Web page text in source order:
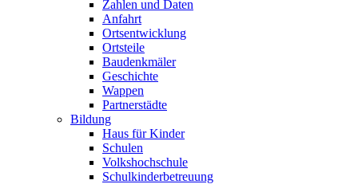
Zahlen und Daten
Anfahrt
Ortsentwicklung
Ortsteile
Baudenkmäler
Geschichte
Wappen
Partnerstädte
Bildung
Haus für Kinder
Schulen
Volkshochschule
Schulkinderbetreuung